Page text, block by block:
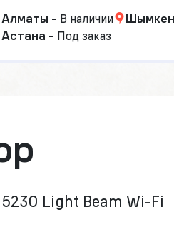
Алматы - В наличии
Астана - Под заказ
Light Beam Wi-Fi